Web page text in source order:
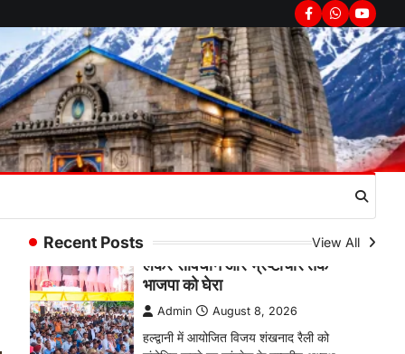
Facebook
Whatsapp
Recent Posts View All
2
नैनीताल
हल्द्वानी में खड़गे का हुंकार, नौकरियों से
लेकर संविधान और भ्रष्टाचार तक
भाजपा को घेरा
Admin August 8, 2026
हल्द्वानी में आयोजित विजय शंखनाद रैली को
संबोधित करते हुए कांग्रेस के राष्ट्रीय अध्यक्ष
मल्लिकार्जुन…
3
खड़गे की रैली से पहले हल्द्वानी में सियासी
घमासान, एसएसपी कार्यालय में धरने पर
बैठे कांग्रेस नेता
Admin August 8, 2026
कांग्रेस कार्यकर्ताओं की बसें रोकने का आरोप,
एसएसपी ऑफिस में धरने पर बैठे गोदियाल और…